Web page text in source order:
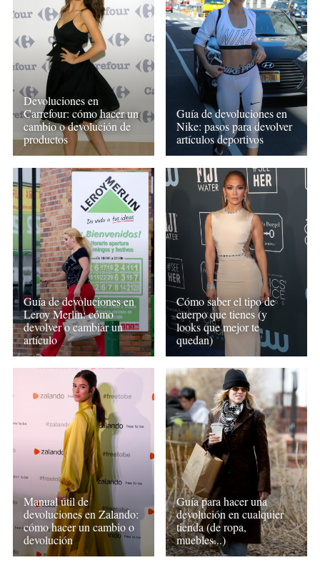
Devoluciones en
Carrefour: cómo hacer un
cambio o devolución de
productos
Guía de devoluciones en
Nike: pasos para devolver
artículos deportivos
Guía de devoluciones en
Leroy Merlín: cómo
devolver o cambiar un
artículo
Cómo saber el tipo de
cuerpo que tienes (y
looks que mejor te
quedan)
Manual útil de
devoluciones en Zalando:
cómo hacer un cambio o
devolución
Guía para hacer una
devolución en cualquier
tienda (de ropa,
muebles...)